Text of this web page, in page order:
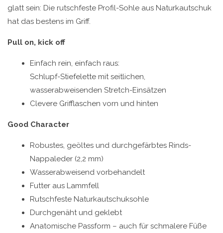
glatt sein: Die rutschfeste Profil-Sohle aus Naturkautschuk
hat das bestens im Griff.
Pull on, kick off
Einfach rein, einfach raus:
Schlupf-Stiefelette mit seitlichen,
wasserabweisenden Stretch-Einsätzen
Clevere Grifflaschen vorn und hinten
Good Character
Robustes, geöltes und durchgefärbtes Rinds-
Nappaleder (2,2 mm)
Wasserabweisend vorbehandelt
Futter aus Lammfell
Rutschfeste Naturkautschuksohle
Durchgenäht und geklebt
Anatomische Passform – auch für schmalere Füße